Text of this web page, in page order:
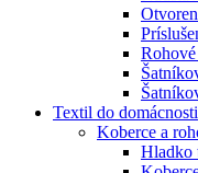
Textil do domácnosti
Koberce a
Hladko